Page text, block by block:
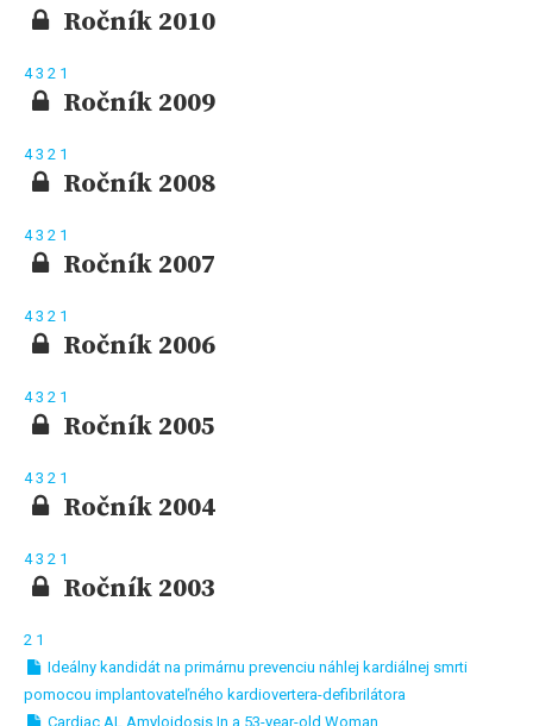
Ročník 2010
43 2 1
Ročník 2009
43 2 1
Ročník 2008
43 2 1
Ročník 2007
43 2 1
Ročník 2006
43 2 1
Ročník 2005
43 2 1
Ročník 2004
43 2 1
Ročník 2003
2 1
Ideálny kandidát na primárnu prevenciu náhlej kardiálnej smrti
pomocou implantovateľného kardiovertera-defibrilátora
Cardiac AL Amyloidosis In a 53-year-old Woman